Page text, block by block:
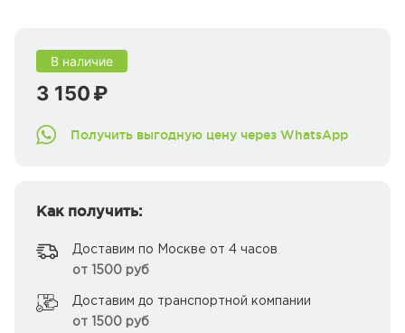
В наличие
3 150 ₽
Получить выгодную цену через WhatsApp
Как получить:
Доставим по Москве от 4 часов
от 1500 руб
Доставим до транспортной компании
от 1500 руб